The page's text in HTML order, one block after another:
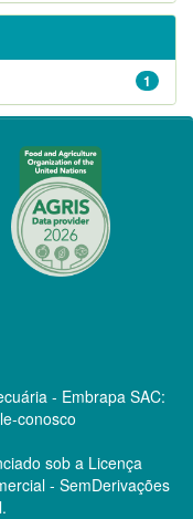
1
- Embrapa SAC:
conosco
sob a Licença
- SemDerivações